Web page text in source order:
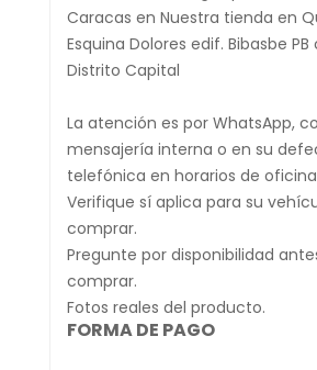
Caracas en Nuestra tienda en
Esquina Dolores edif. Bibasbe PB
Distrito Capital
La atención es por WhatsApp,
mensajería interna o en su
telefónica en horarios de
Verifique sí aplica para su
comprar.
Pregunte por disponibilidad
comprar.
Fotos reales del producto.
FORMA DE PAGO